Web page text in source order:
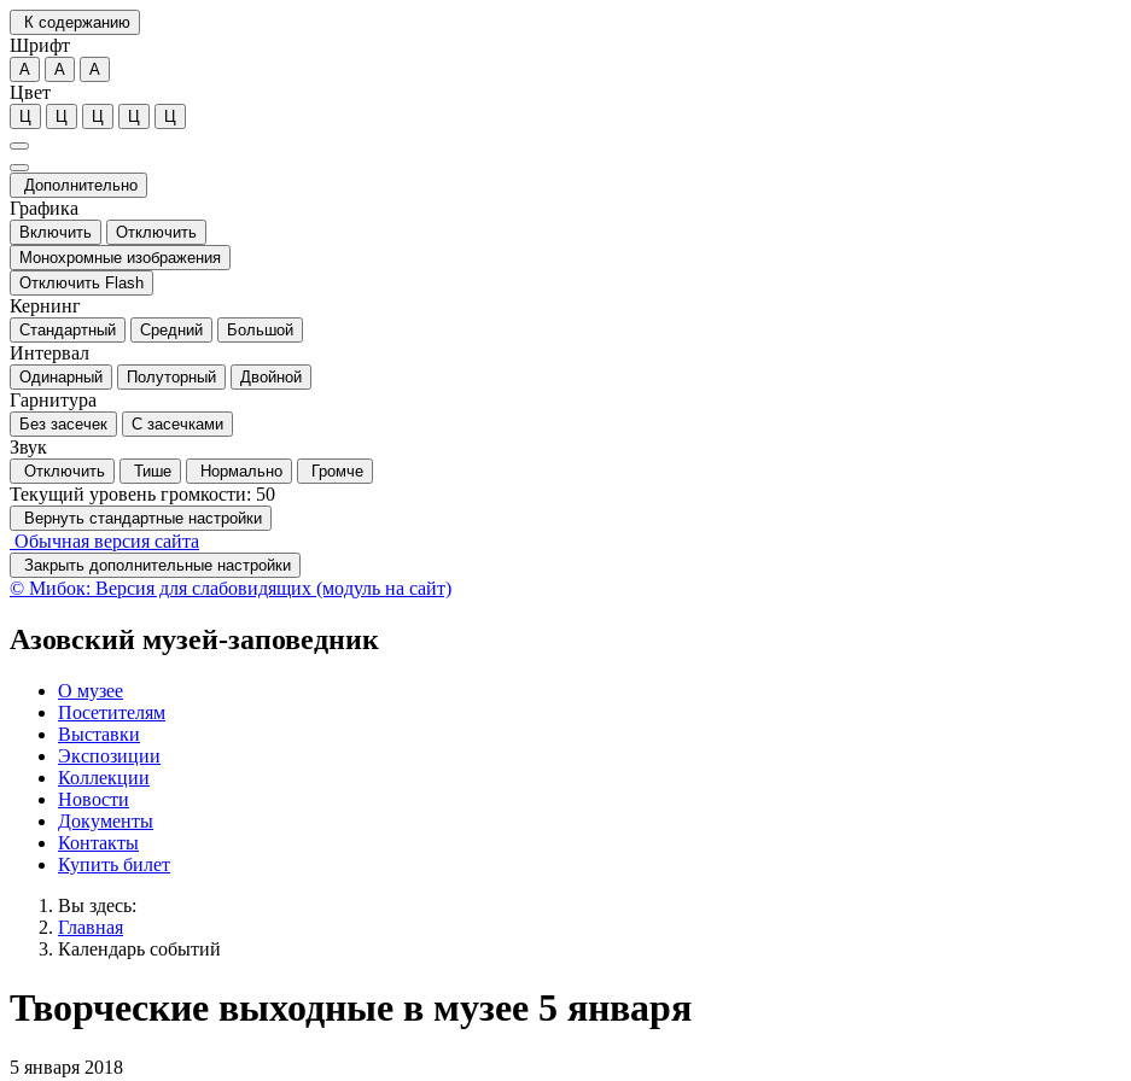
К содержанию
Шрифт
А А А
Цвет
Ц Ц Ц Ц Ц
Дополнительно
Графика
Включить
Отключить
Монохромные изображения
Отключить Flash
Кернинг
Стандартный Средний Большой
Интервал
Одинарный Полуторный Двойной
Гарнитура
Без засечек С засечками
Звук
Отключить Тише Нормально Громче
Текущий уровень громкости: 50
Вернуть стандартные настройки
Обычная версия сайта
Закрыть дополнительные настройки
© Мибок: Версия для слабовидящих (модуль на сайт)
Азовский музей-заповедник
О музее
Посетителям
Выставки
Экспозиции
Коллекции
Новости
Документы
Контакты
Купить билет
Вы здесь:
Главная
Календарь событий
Творческие выходные в музее 5 января
5 января 2018